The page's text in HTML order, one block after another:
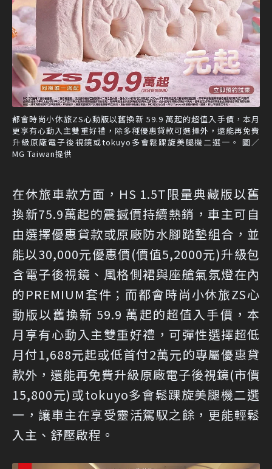
都會時尚小休旅ZS心動版以舊換新 59.9 萬起的超值入手價，本月
更享有心動入主雙重好禮，除多種優惠貸款可選擇外，還能再免費
升級原廠電子後視鏡或tokuyo多會鬆踝旋美腿機二選一。 圖／
MG Taiwan提供
在休旅車款方面，HS 1.5T限量典藏版以舊
換新75.9萬起的震撼價持續熱銷，車主可自
由選擇優惠貸款或原廠防水腳踏墊組合，並
能以30,000元優惠價(價值5,2000元)升級包
含電子後視鏡、風格側裙與座艙氣氛燈在內
的PREMIUM套件；而都會時尚小休旅ZS心
動版以舊換新 59.9 萬起的超值入手價，本
月享有心動入主雙重好禮，可彈性選擇超低
月付1,688元起或低首付2萬元的專屬優惠貸
款外，還能再免費升級原廠電子後視鏡(市價
15,800元)或tokuyo多會鬆踝旋美腿機二選
一，讓車主在享受靈活駕馭之餘，更能輕鬆
入主、舒壓啟程。